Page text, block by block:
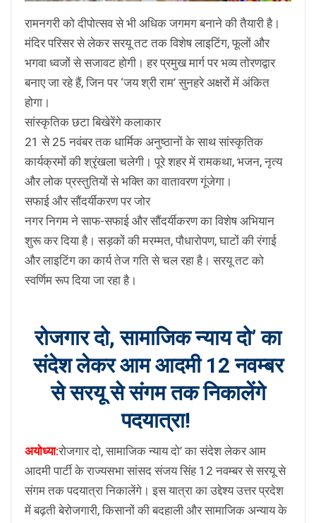
रामनगरी को दीपोत्सव से भी अधिक जगमग बनाने की तैयारी है।
मंदिर परिसर से लेकर सरयू तट तक विशेष लाइटिंग, फूलों और
भगवा ध्वजों से सजावट होगी। हर प्रमुख मार्ग पर भव्य तोरणद्वार
बनाए जा रहे हैं, जिन पर ‘जय श्री राम’ सुनहरे अक्षरों में अंकित
होगा।
सांस्कृतिक छटा बिखेरेंगे कलाकार
21 से 25 नवंबर तक धार्मिक अनुष्ठानों के साथ सांस्कृतिक
कार्यक्रमों की श्रृंखला चलेगी। पूरे शहर में रामकथा, भजन, नृत्य
और लोक प्रस्तुतियों से भक्ति का वातावरण गूंजेगा।
सफाई और सौंदर्यीकरण पर जोर
नगर निगम ने साफ-सफाई और सौंदर्यीकरण का विशेष अभियान
शुरू कर दिया है। सड़कों की मरम्मत, पौधारोपण, घाटों की रंगाई
और लाइटिंग का कार्य तेज गति से चल रहा है। सरयू तट को
स्वर्णिम रूप दिया जा रहा है।
रोजगार दो, सामाजिक न्याय दो’ का
संदेश लेकर आम आदमी 12 नवम्बर
से सरयू से संगम तक निकालेंगे
पदयात्रा!
अयोध्या:रोजगार दो, सामाजिक न्याय दो’ का संदेश लेकर आम
आदमी पार्टी के राज्यसभा सांसद संजय सिंह 12 नवम्बर से सरयू से
संगम तक पदयात्रा निकालेंगे। इस यात्रा का उद्देश्य उत्तर प्रदेश
में बढ़ती बेरोजगारी, किसानों की बदहाली और सामाजिक अन्याय के